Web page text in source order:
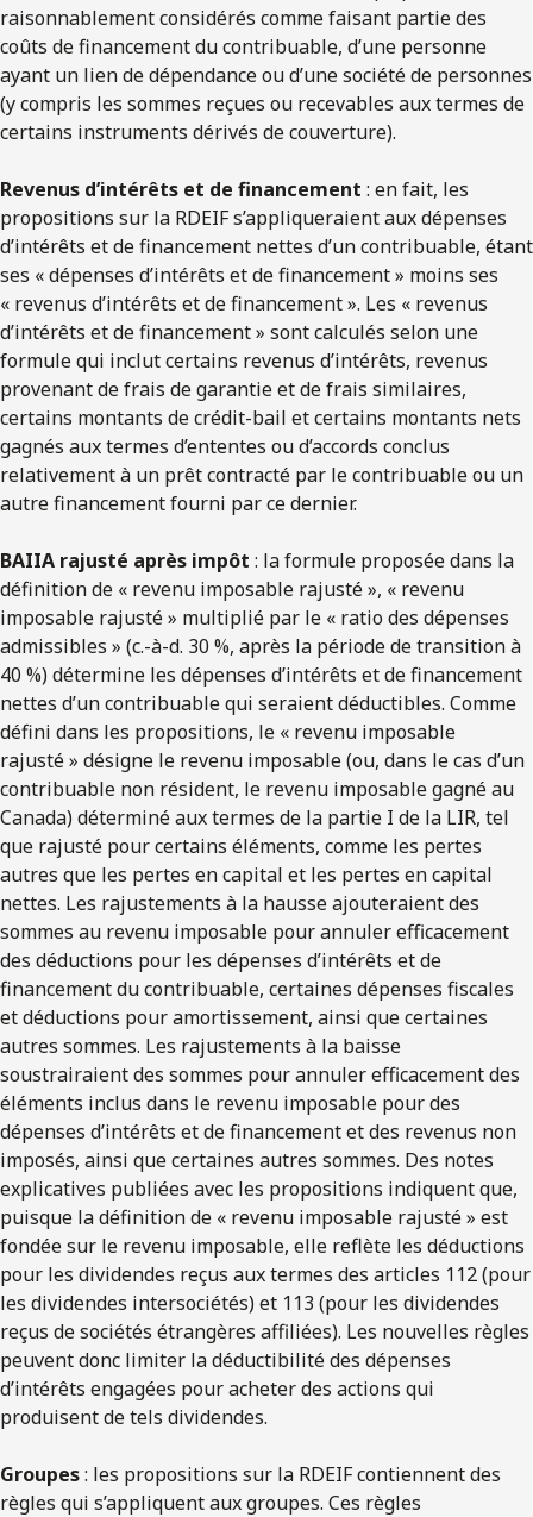
raisonnablement considérés comme faisant partie des
coûts de financement du contribuable, d’une personne
ayant un lien de dépendance ou d’une société de personnes
(y compris les sommes reçues ou recevables aux termes de
certains instruments dérivés de couverture).
Revenus d’intérêts et de financement : en fait, les
propositions sur la RDEIF s’appliqueraient aux dépenses
d’intérêts et de financement nettes d’un contribuable, étant
ses « dépenses d’intérêts et de financement » moins ses
« revenus d’intérêts et de financement ». Les « revenus
d’intérêts et de financement » sont calculés selon une
formule qui inclut certains revenus d’intérêts, revenus
provenant de frais de garantie et de frais similaires,
certains montants de crédit-bail et certains montants nets
gagnés aux termes d’ententes ou d’accords conclus
relativement à un prêt contracté par le contribuable ou un
autre financement fourni par ce dernier.
BAIIA rajusté après impôt : la formule proposée dans la
définition de « revenu imposable rajusté », « revenu
imposable rajusté » multiplié par le « ratio des dépenses
admissibles » (c.-à-d. 30 %, après la période de transition à
40 %) détermine les dépenses d’intérêts et de financement
nettes d’un contribuable qui seraient déductibles. Comme
défini dans les propositions, le « revenu imposable
rajusté » désigne le revenu imposable (ou, dans le cas d’un
contribuable non résident, le revenu imposable gagné au
Canada) déterminé aux termes de la partie I de la LIR, tel
que rajusté pour certains éléments, comme les pertes
autres que les pertes en capital et les pertes en capital
nettes. Les rajustements à la hausse ajouteraient des
sommes au revenu imposable pour annuler efficacement
des déductions pour les dépenses d’intérêts et de
financement du contribuable, certaines dépenses fiscales
et déductions pour amortissement, ainsi que certaines
autres sommes. Les rajustements à la baisse
soustrairaient des sommes pour annuler efficacement des
éléments inclus dans le revenu imposable pour des
dépenses d’intérêts et de financement et des revenus non
imposés, ainsi que certaines autres sommes. Des notes
explicatives publiées avec les propositions indiquent que,
puisque la définition de « revenu imposable rajusté » est
fondée sur le revenu imposable, elle reflète les déductions
pour les dividendes reçus aux termes des articles 112 (pour
les dividendes intersociétés) et 113 (pour les dividendes
reçus de sociétés étrangères affiliées). Les nouvelles règles
peuvent donc limiter la déductibilité des dépenses
d’intérêts engagées pour acheter des actions qui
produisent de tels dividendes.
Groupes: les propositions sur la RDEIF contiennent des
règles qui s’appliquent aux groupes. Ces règles